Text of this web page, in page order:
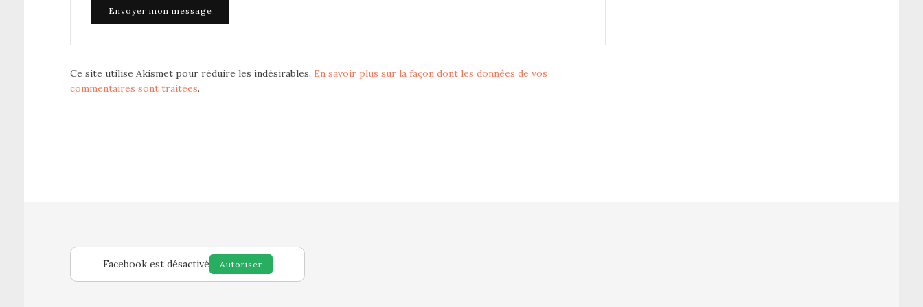
Ce site utilise Akismet pour réduire les indésirables. En savoir plus sur la façon dont les données de vos
commentaires sont traitées.
Facebook est désactivé Autoriser